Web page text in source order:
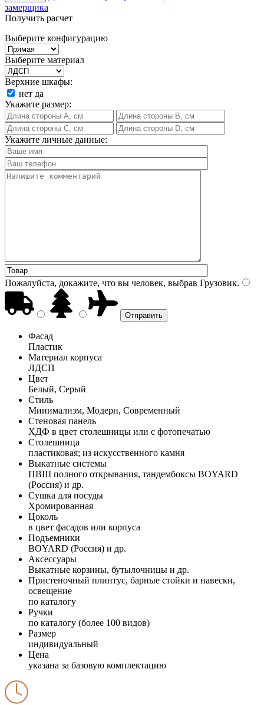
замерщика
Получить расчет
Выберите конфигурацию
Выберите материал
Верхние шкафы:
нет да
Укажите размер:
Укажите личные данные:
Пожалуйста, докажите, что вы человек, выбрав Грузовик.
Фасад
Пластик
Материал корпуса
ЛДСП
Цвет
Белый, Серый
Стиль
Минимализм, Модерн, Современный
Стеновая панель
ХДФ в цвет столешницы или с фотопечатью
Столешница
пластиковая; из искусственного камня
Выкатные системы
ПВШ полного открывания, тандембоксы BOYARD
(Россия) и др.
Сушка для посуды
Хромированная
Цоколь
в цвет фасадов или корпуса
Подъемники
BOYARD (Россия) и др.
Аксессуары
Выкатные корзины, бутылочницы и др.
Пристеночный плинтус, барные стойки и навески,
освещение
по каталогу
Ручки
по каталогу (более 100 видов)
Размер
индивидуальный
Цена
указана за базовую комплектацию